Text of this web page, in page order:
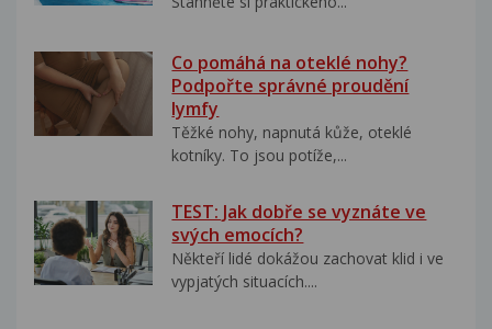
Co pomáhá na oteklé nohy?
Podpořte správné proudění
lymfy
Těžké nohy, napnutá kůže, oteklé
kotníky. To jsou potíže,...
TEST: Jak dobře se vyznáte ve
svých emocích?
Někteří lidé dokážou zachovat klid i ve
vypjatých situacích....